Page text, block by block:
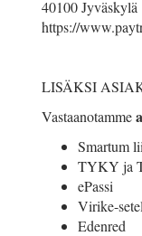
40100 Jyväskylä
https://
LISÄKSI
Vastaanotamme
Smartum
TYKY ja
ePassi
Virike-
Edenred